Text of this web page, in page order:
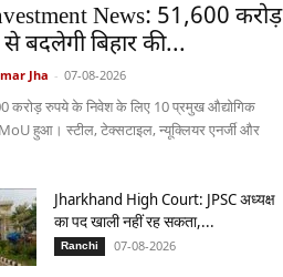
News: 51,600 करोड़
बदलेगी बिहार की...
Jha - 07-08-2026
करोड़ रुपये के निवेश के लिए 10 प्रमुख औद्योगिक
हुआ। स्टील, टेक्सटाइल, न्यूक्लियर एनर्जी और
Jharkhand High Court: JPSC अध्यक्ष
का पद खाली नहीं रह सकता,...
Ranchi 07-08-2026